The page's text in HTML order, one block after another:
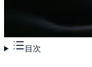
目次